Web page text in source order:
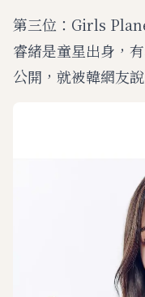
第三位：Girls
睿緒是童星出身，
公開，就被韓網友